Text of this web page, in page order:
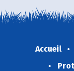
Accueil